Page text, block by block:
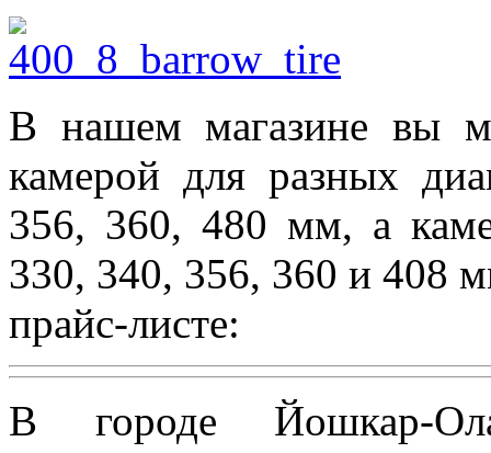
В нашем магазине вы
камерой для разных
356, 360, 480 мм, а
330, 340, 356, 360 и 408
прайс-листе:
В городе Йошкар-